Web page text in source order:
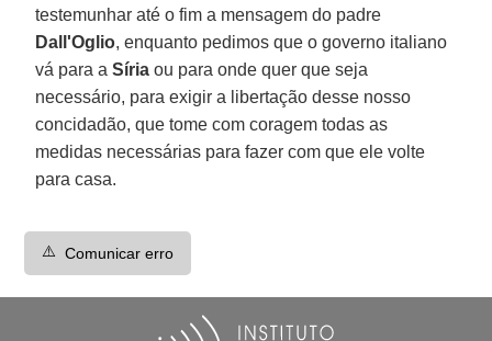
testemunhar até o fim a mensagem do padre
Dall'Oglio, enquanto pedimos que o governo italiano
vá para aSíria ou para onde quer que seja
necessário, para exigir a libertação desse nosso
concidadão, que tome com coragem todas as
medidas necessárias para fazer com que ele volte
para casa.
⚠️ Comunicar erro